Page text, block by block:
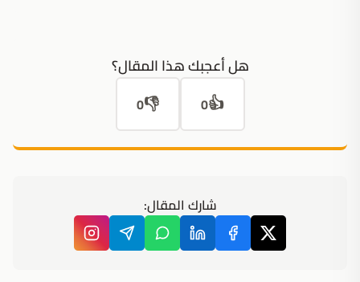
هل أعجبك هذا المقال؟
👍
0
👎
0
شارك المقال: